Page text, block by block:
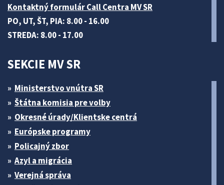
Kontaktný formulár Call Centra MV SR
PO, UT, ŠT, PIA: 8.00 - 16.00
STREDA: 8.00 - 17.00
SEKCIE MV SR
Ministerstvo vnútra SR
Štátna komisia pre volby
Okresné úrady/Klientske centrá
Európske programy
Policajný zbor
Azyl a migrácia
Verejná správa